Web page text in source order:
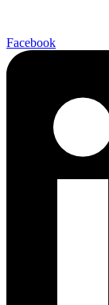
Facebook